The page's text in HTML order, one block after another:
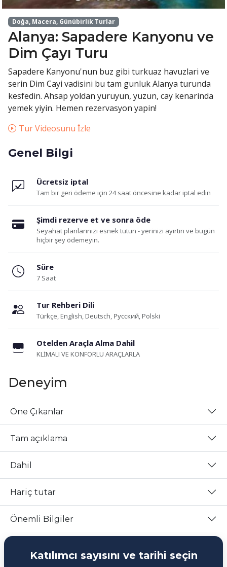
Doğa, Macera, Günübirlik Turlar
Alanya: Sapadere Kanyonu ve
Dim Çayı Turu
Sapadere Kanyonu'nun buz gibi turkuaz havuzlari ve
serin Dim Cayi vadisini bu tam gunluk Alanya turunda
kesfedin. Ahsap yoldan yuruyun, yuzun, cay kenarinda
yemek yiyin. Hemen rezervasyon yapin!
Tur Videosunu İzle
Genel Bilgi
Ücretsiz iptal
Tam bir geri ödeme için 24 saat öncesine kadar iptal edin
Şimdi rezerve et ve sonra öde
Seyahat planlarınızı esnek tutun - yerinizi ayırtın ve bugün
hiçbir şey ödemeyin.
Süre
7 Saat
Tur Rehberi Dili
Türkçe, English, Deutsch, Русский, Polski
Otelden Araçla Alma Dahil
KLİMALI VE KONFORLU ARAÇLARLA
Deneyim
Öne Çıkanlar
Tam açıklama
Dahil
Hariç tutar
Önemli Bilgiler
Katılımcı sayısını ve tarihi seçin